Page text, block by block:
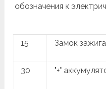
обозначения к
15 Замок
30 "+"